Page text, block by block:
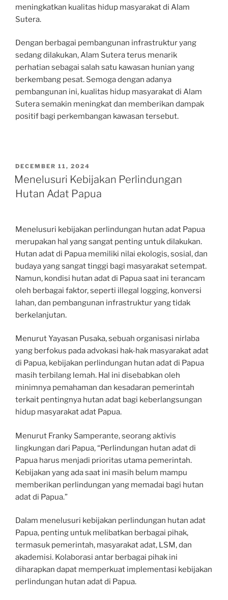
meningkatkan kualitas hidup masyarakat di Alam
Sutera.
Dengan berbagai pembangunan infrastruktur yang
sedang dilakukan, Alam Sutera terus menarik
perhatian sebagai salah satu kawasan hunian yang
berkembang pesat. Semoga dengan adanya
pembangunan ini, kualitas hidup masyarakat di Alam
Sutera semakin meningkat dan memberikan dampak
positif bagi perkembangan kawasan tersebut.
POSTED
ON
DECEMBER 11, 2024
Menelusuri Kebijakan Perlindungan
Hutan Adat Papua
Menelusuri kebijakan perlindungan hutan adat Papua
merupakan hal yang sangat penting untuk dilakukan.
Hutan adat di Papua memiliki nilai ekologis, sosial, dan
budaya yang sangat tinggi bagi masyarakat setempat.
Namun, kondisi hutan adat di Papua saat ini terancam
oleh berbagai faktor, seperti illegal logging, konversi
lahan, dan pembangunan infrastruktur yang tidak
berkelanjutan.
Menurut Yayasan Pusaka, sebuah organisasi nirlaba
yang berfokus pada advokasi hak-hak masyarakat adat
di Papua, kebijakan perlindungan hutan adat di Papua
masih terbilang lemah. Hal ini disebabkan oleh
minimnya pemahaman dan kesadaran pemerintah
terkait pentingnya hutan adat bagi keberlangsungan
hidup masyarakat adat Papua.
Menurut Franky Samperante, seorang aktivis
lingkungan dari Papua, “Perlindungan hutan adat di
Papua harus menjadi prioritas utama pemerintah.
Kebijakan yang ada saat ini masih belum mampu
memberikan perlindungan yang memadai bagi hutan
adat di Papua.”
Dalam menelusuri kebijakan perlindungan hutan adat
Papua, penting untuk melibatkan berbagai pihak,
termasuk pemerintah, masyarakat adat, LSM, dan
akademisi. Kolaborasi antar berbagai pihak ini
diharapkan dapat memperkuat implementasi kebijakan
perlindungan hutan adat di Papua.